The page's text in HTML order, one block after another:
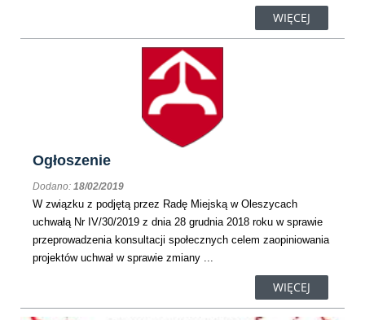
WIĘCEJ
Ogłoszenie
Dodano: 18/02/2019
W związku z podjętą przez Radę Miejską w Oleszycach
uchwałą Nr IV/30/2019 z dnia 28 grudnia 2018 roku w sprawie
przeprowadzenia konsultacji społecznych celem zaopiniowania
projektów uchwał w sprawie zmiany ...
WIĘCEJ